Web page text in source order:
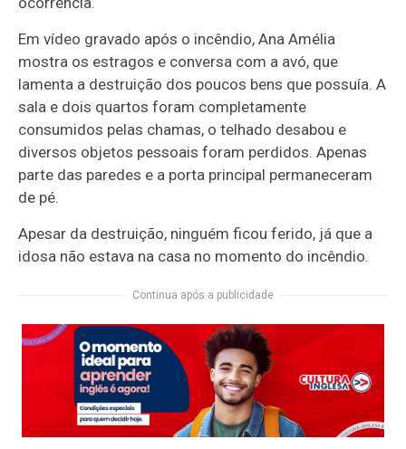
Em vídeo gravado após o incêndio, Ana Amélia
mostra os estragos e conversa com a avó, que
lamenta a destruição dos poucos bens que possuía. A
sala e dois quartos foram completamente
consumidos pelas chamas, o telhado desabou e
diversos objetos pessoais foram perdidos. Apenas
parte das paredes e a porta principal permaneceram
de pé.
Apesar da destruição, ninguém ficou ferido, já que a
idosa não estava na casa no momento do incêndio.
Continua após a publicidade